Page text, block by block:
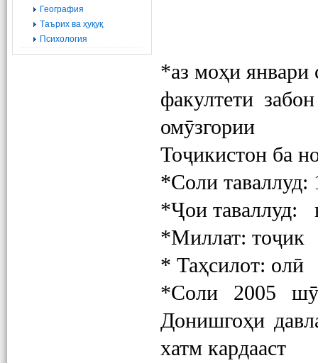
География
Tаърих ва ҳуқуқ
Психология
*аз моҳи январи
факултети
омӯзгории
Тоҷикистон ба
*Соли таваллуд:
*Ҷои таваллуд:
*Миллат: тоҷик
* Таҳсилот: олӣ
*Соли 2005
Донишгоҳи
хатм кардааст